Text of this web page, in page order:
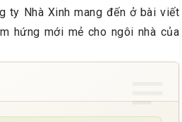
ty Nhà Xinh mang đến ở bài viết
hứng mới mẻ cho ngôi nhà của